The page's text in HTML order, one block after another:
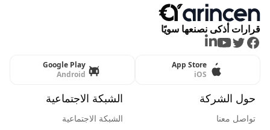
قرارات أذكى نصنعها سويًا
Facebook
Twitter
Youtube
LinkedIn
App Store
iOS
Google Play
Android
حول الشركة
تواصل معنا
الشبكة الاجتماعية
الشبكة الاجتماعية